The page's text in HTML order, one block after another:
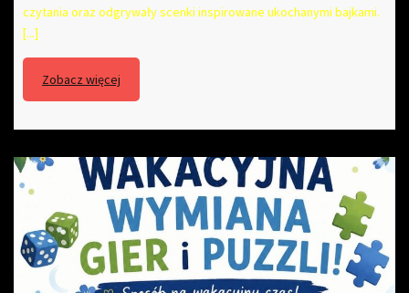
czytania oraz odgrywały scenki inspirowane ukochanymi bajkami.
[...]
Zobacz więcej